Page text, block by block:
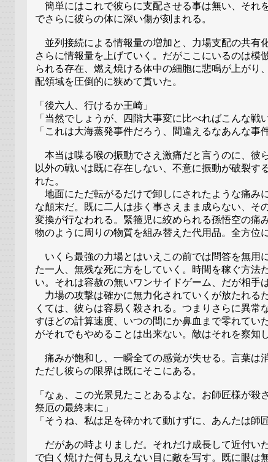
簡単にはこれで彼らに支配させる事は無い、それ
でさらに彼らの体に深い傷が刻まれる。
並列接続による情報量の増加と、力場支配の共有
さらに情報量を上げていく。だがここにいるのは模
られる存在、燃え焼ける体中の細胞に悲鳴が上がり
配領域を圧倒的に狭めて貫いた。
「後六人、行けるか王崎」
「当然でしょうが、四階大事変に比べればこんな戦
「これは大海蒸発事件だろう、間違えるなあんな事
本当は喋る喉の振動でさえ激痛だと言うのに、彼
以外の戦いは既に存在しない、不意に振動が破裂す
れた。
地面にただ転がるだけで卸しにされたような痛み
な顛末だ。既に二人は歩く事さえまま成らない、そ
変換が行なわれる。緊箍児に絞められる孫悟空の痛
物のように周りの物質を組み替えた代用品。全方位
いくら最強の力場とはいえこの前では問答を無用
た一人、無残な死に方をしていく。時間を稼ぐ方法
い。それは容赦の無いワンサイドゲーム、だが相手
力場の攻撃は確かに無力化されていくが放たれる
くては、彼らは容易く殺される。つまりさらに異
すほどの計算速度、いつの間にか鼻血まで零れてい
がそれでもやめることは出来ない。敵はそれを察知
痛みが飽和し、一瞬全ての感覚が失せる。言葉は
ただし彼らの限界は既にそこにある。
「なぁ、この光景見たことあるよな。お師匠様が
祭厄の最終末に」
「そうね、私は足を砕かれて動けずに、あんたは師
だがあの時よりましだ。それだけ成長して近付い
で白く焼けた何も見えない目に敵を写す。既に眼は